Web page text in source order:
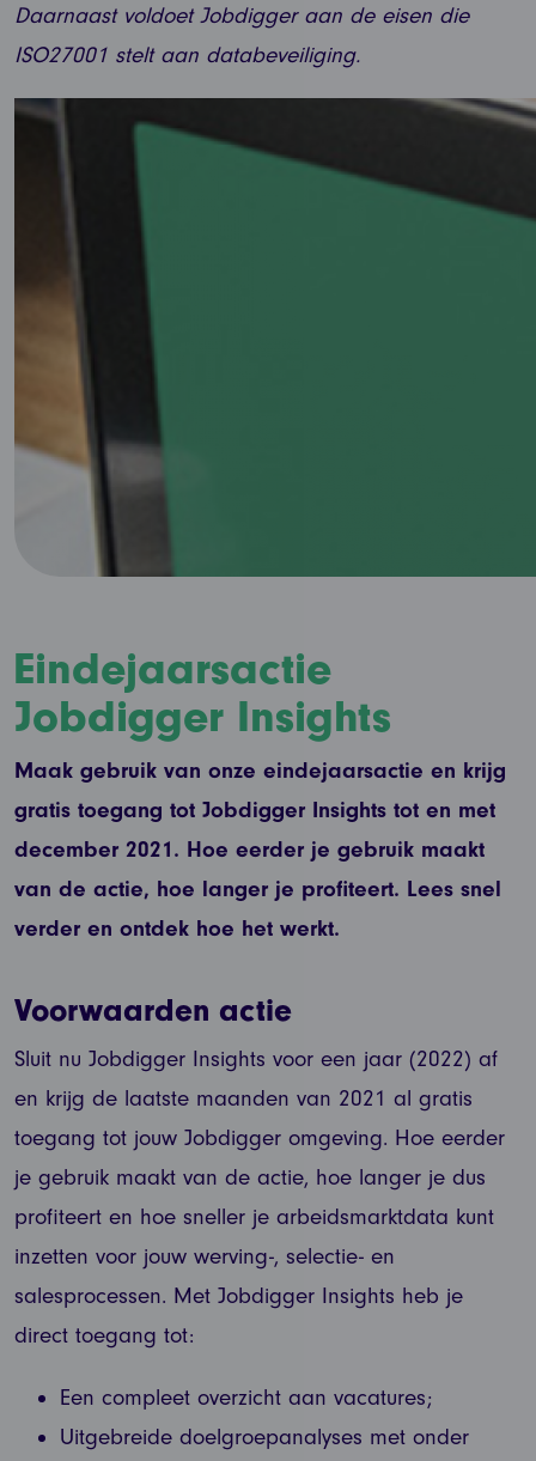
Daarnaast voldoet Jobdigger aan de eisen die
ISO27001 stelt aan databeveiliging.
Eindejaarsactie
Jobdigger Insights
Maak gebruik van onze eindejaarsactie en krijg
gratis toegang tot Jobdigger Insights tot en met
december 2021. Hoe eerder je gebruik maakt
van de actie, hoe langer je profiteert. Lees snel
verder en ontdek hoe het werkt.
Voorwaarden actie
Sluit nu Jobdigger Insights voor een jaar (2022) af
en krijg de laatste maanden van 2021 al gratis
toegang tot jouw Jobdigger omgeving. Hoe eerder
je gebruik maakt van de actie, hoe langer je dus
profiteert en hoe sneller je arbeidsmarktdata kunt
inzetten voor jouw werving-, selectie- en
salesprocessen. Met Jobdigger Insights heb je
direct toegang tot:
Een compleet overzicht aan vacatures;
Uitgebreide doelgroepanalyses met onder